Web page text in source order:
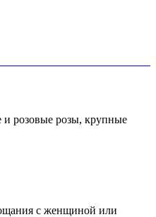
и розовые розы, крупные
с женщиной или